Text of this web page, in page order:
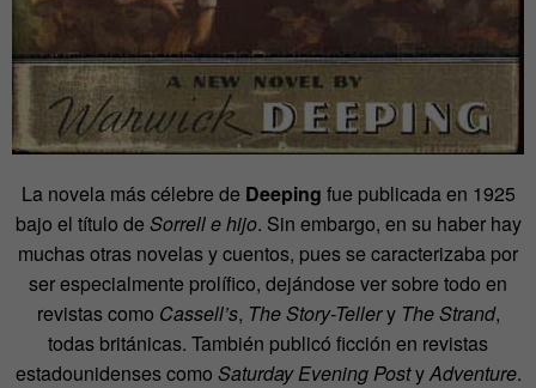
La novela más célebre de Deeping fue publicada en 1925
bajo el título de Sorrell e hijo. Sin embargo, en su haber hay
muchas otras novelas y cuentos, pues se caracterizaba por
ser especialmente prolífico, dejándose ver sobre todo en
revistas como Cassell’s, The Story-Tellery The Strand,
todas británicas. También publicó ficción en revistas
estadounidenses como Saturday Evening PostyAdventure.